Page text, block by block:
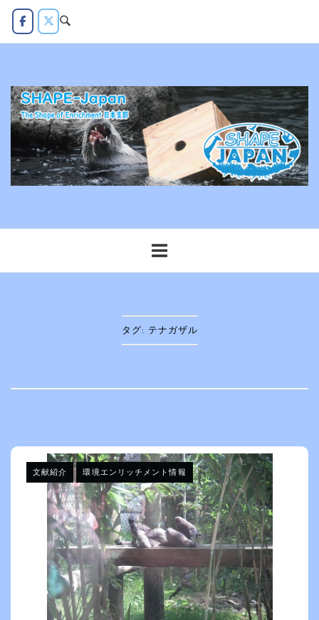
タグ: テナガザル
文献紹介 環境エンリッチメント情報